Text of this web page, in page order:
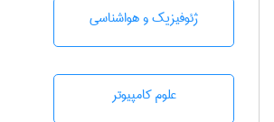
ژئوفيزيك و هواشناسی
علوم کامپیوتر